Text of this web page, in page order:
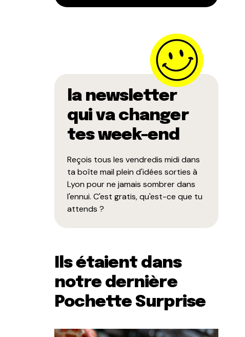
la newsletter
qui va changer
tes week-end
Reçois tous les vendredis midi dans
ta boîte mail plein d'idées sorties à
Lyon pour ne jamais sombrer dans
l'ennui. C'est gratis, qu'est-ce que tu
attends ?
Ils étaient dans
notre dernière
Pochette Surprise